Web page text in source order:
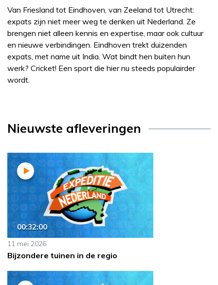
Van Friesland tot Eindhoven, van Zeeland tot Utrecht:
expats zijn niet meer weg te denken uit Nederland. Ze
brengen niet alleen kennis en expertise, maar ook cultuur
en nieuwe verbindingen. Eindhoven trekt duizenden
expats, met name uit India. Wat bindt hen buiten hun
werk? Cricket! Een sport die hier nu steeds populairder
wordt.
Nieuwste afleveringen
00:32:00
11 mei 2026
Bijzondere tuinen in de regio